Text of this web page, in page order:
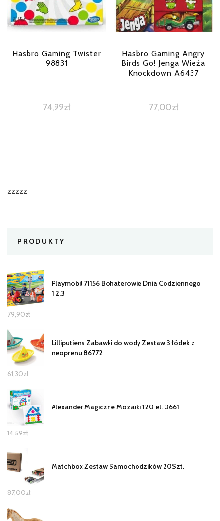
Hasbro Gaming Twister
98831
74,99zł
Hasbro Gaming Angry
Birds Go! Jenga Wieża
Knockdown A6437
77,00zł
zzzzz
PRODUKTY
Playmobil 71156 Bohaterowie Dnia Codziennego
1.2.3
79,90zł
Lilliputiens Zabawki do wody Zestaw 3 łódek z
neoprenu 86772
61,30zł
Alexander Magiczne Mozaiki 120 el. 0661
14,59zł
Matchbox Zestaw Samochodzików 20Szt.
87,00zł